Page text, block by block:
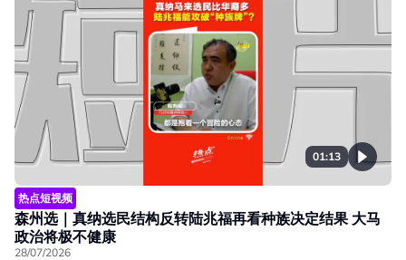
01:13
热点短视频
森州选｜真纳选民结构反转陆兆福再看种族决定结果 大马
政治将极不健康
28/07/2026